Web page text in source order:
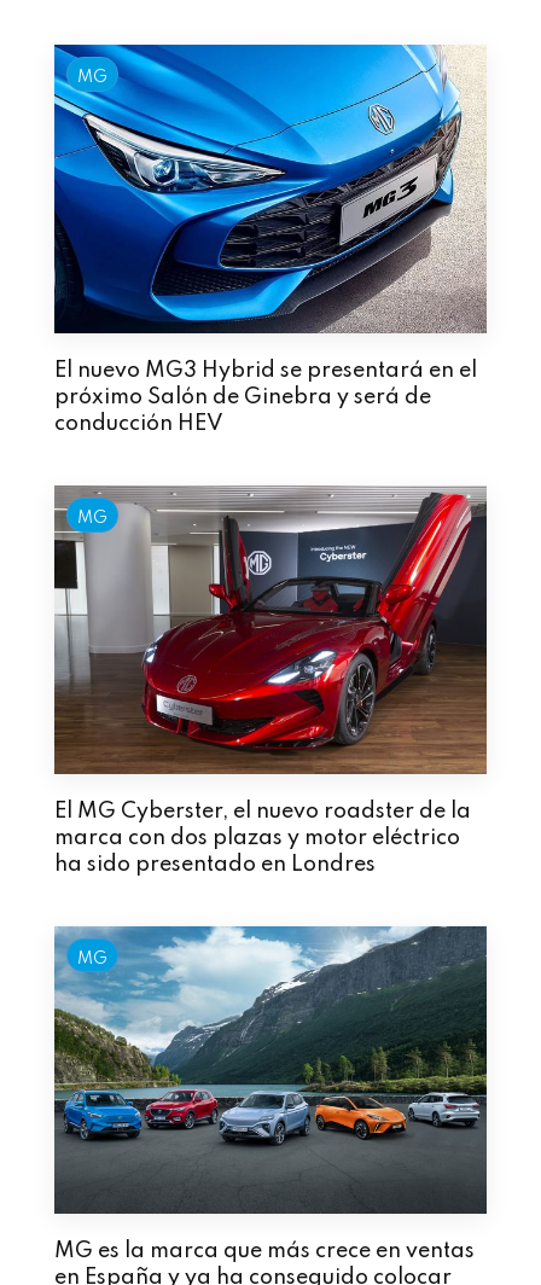
MG
El nuevo MG3 Hybrid se presentará en el
próximo Salón de Ginebra y será de
conducción HEV
MG
El MG Cyberster, el nuevo roadster de la
marca con dos plazas y motor eléctrico
ha sido presentado en Londres
MG
MG es la marca que más crece en ventas
en España y ya ha conseguido colocar